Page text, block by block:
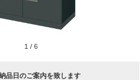
1 / 6
品日のご案内を致します